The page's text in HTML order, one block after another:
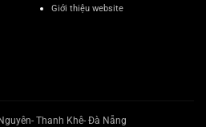
Giới thiệu website
Thanh Khê- Đà Nẵng